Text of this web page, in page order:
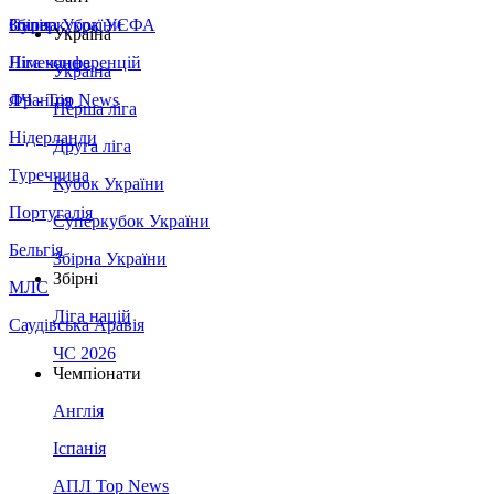
Збірна України
Італія
Німеччина
Франція
Нідерланди
Туреччина
Португалія
Бельгія
МЛС
Саудівська Аравія
Суперкубок УЄФА
Ліга конференцій
ЛЧ - Top News
Україна
Україна
Перша ліга
Друга ліга
Кубок України
Суперкубок України
Збірна України
Збірні
Ліга націй
ЧС 2026
Чемпіонати
Англія
Іспанія
АПЛ Top News